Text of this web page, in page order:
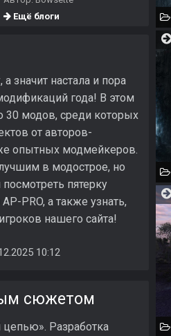
Ещё блоги
значит настала и пора
года! В этом
30 модов, среди которых
от авторов-
опытных модмейкеров.
в модострое, но
пятерку
PRO, а также узнать,
нашего сайта!
10:12
сюжетом
Разработка